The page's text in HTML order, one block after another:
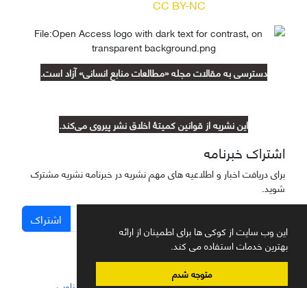
این وب سایت از کوکی ها برای اطمینان از ارائه
بهترین خدمات استفاده می کند.
متوجه شدم
CC BY-NC
دسترسی به مقالات مجله «مطالعات منابع انسانی» آزاد است.
این نشریه از قوانین کمیتۀ اخلاق نشر پیروی می‌کند.
اشتراک خبرنامه
برای دریافت اخبار و اطلاعیه های مهم نشریه در خبرنامه نشریه مشترک
شوید.
اشتراک